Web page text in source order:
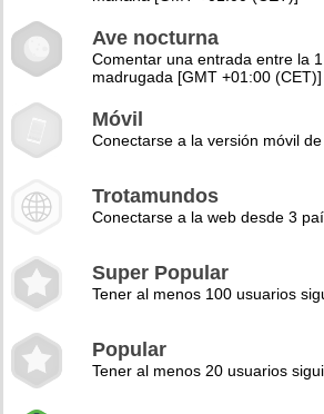
Ave nocturna
Comentar una entrada entre la
madrugada [GMT +01:00 (CET)]
Móvil
Conectarse a la versión móvil
Trotamundos
Conectarse a la web desde 3
Super Popular
Tener al menos 100 usuarios
Popular
Tener al menos 20 usuarios